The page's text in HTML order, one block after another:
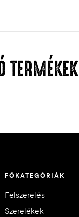
TERMÉKEK
FŐKATEGÓRIÁK
Felszerelés
Szerelékek